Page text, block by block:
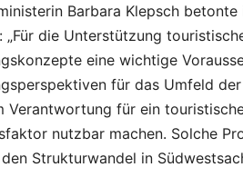
Barbara Klepsch
„Für die Unterstützung
eine wichtige
für das Umfeld
Verantwortung für ein
nutzbar machen. Solche
Strukturwandel in